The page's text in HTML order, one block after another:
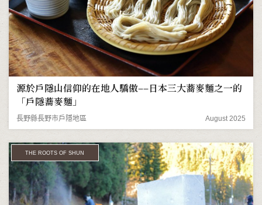
源於戶隱山信仰的在地人驕傲––日本三大蕎麥麵之一的
「戶隱蕎麥麵」
長野縣長野市戶隱地區 August 2025
THE ROOTS OF SHUN